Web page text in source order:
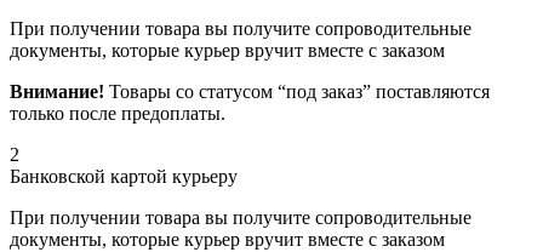
При получении товара вы получите сопроводительные
документы, которые курьер вручит вместе с заказом
Внимание! Товары со статусом “под заказ” поставляются
только после предоплаты.
2
Банковской картой курьеру
При получении товара вы получите сопроводительные
документы, которые курьер вручит вместе с заказом